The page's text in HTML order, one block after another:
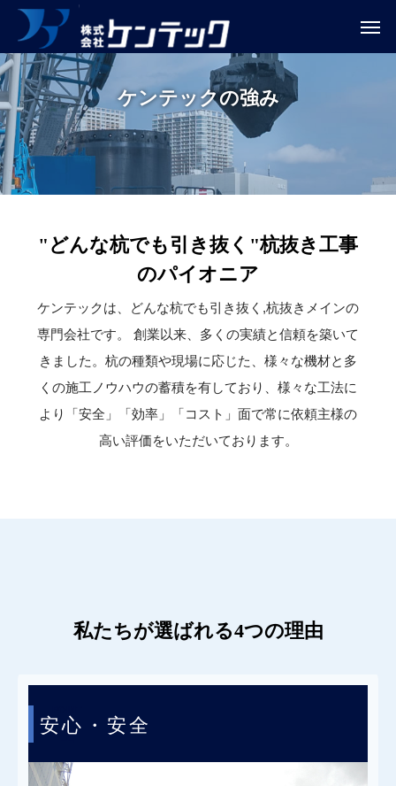
ケンテッ クの強み
"どんな杭でも引き抜く"杭抜き工事
のパイオニア
ケンテックは、どんな杭でも引き抜く,杭抜きメインの
専門会社です。 創業以来、多くの実績と信頼を築いて
きました。杭の種類や現場に応じた、様々な機材と多
くの施工ノウハウの蓄積を有しており、様々な工法に
より「安全」「効率」「コスト」面で常に依頼主様の
高い評価をいただいております。
私たちが選ばれる4つの理由
1
安心・安全